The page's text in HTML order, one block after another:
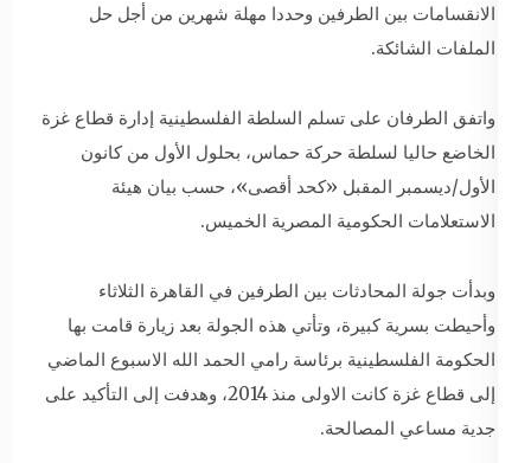
الانقسامات بين الطرفين وحددا مهلة شهرين من أجل حل
الملفات الشائكة.
واتفق الطرفان على تسلم السلطة الفلسطينية إدارة قطاع غزة
الخاضع حاليا لسلطة حركة حماس، بحلول الأول من كانون
الأول/ديسمبر المقبل «كحد أقصى»، حسب بيان هيئة
الاستعلامات الحكومية المصرية الخميس.
وبدأت جولة المحادثات بين الطرفين في القاهرة الثلاثاء
وأحيطت بسرية كبيرة، وتأتي هذه الجولة بعد زيارة قامت بها
الحكومة الفلسطينية برئاسة رامي الحمد الله الاسبوع الماضي
إلى قطاع غزة كانت الاولى منذ 2014، وهدفت إلى التأكيد على
جدية مساعي المصالحة.